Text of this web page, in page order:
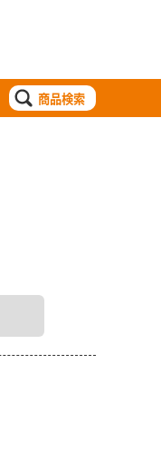
商品検索